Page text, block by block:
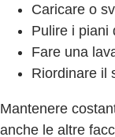
Caricare o
Pulire i piani
Fare una
Riordinare il
Mantenere
anche le altre